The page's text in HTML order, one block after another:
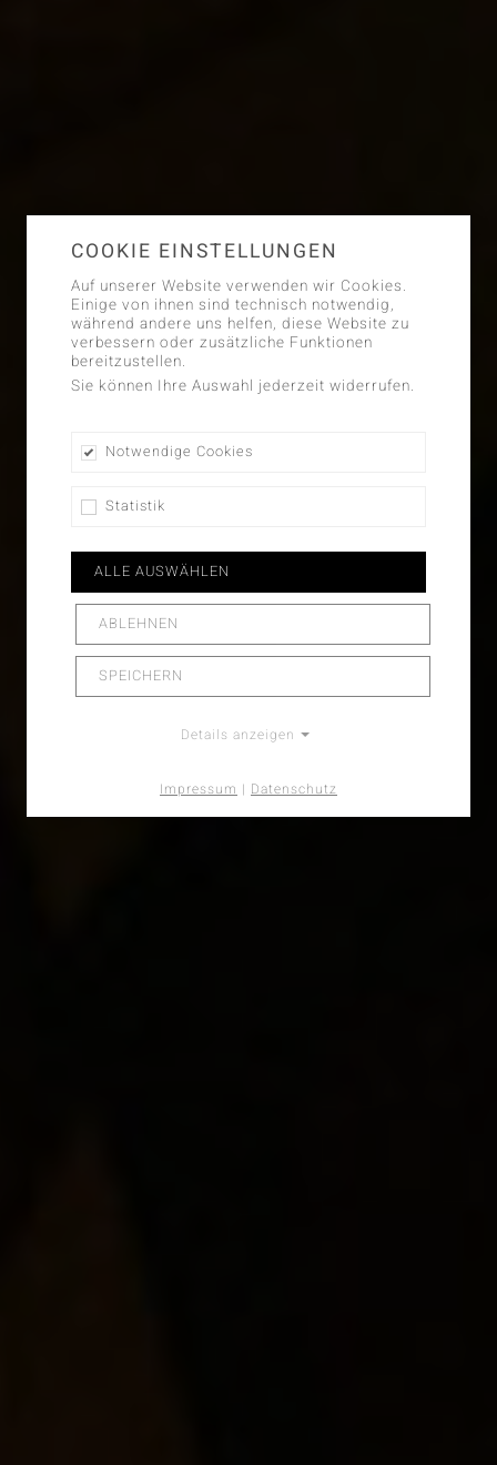
COOKIE EINSTELLUNGEN
Auf unserer Website verwenden wir Cookies.
Einige von ihnen sind technisch notwendig,
während andere uns helfen, diese Website zu
verbessern oder zusätzliche Funktionen
bereitzustellen.
Sie können Ihre Auswahl jederzeit widerrufen.
Notwendige Cookies
Statistik
ALLE AUSWÄHLEN
ABLEHNEN
SPEICHERN
Details anzeigen
Impressum | Datenschutz